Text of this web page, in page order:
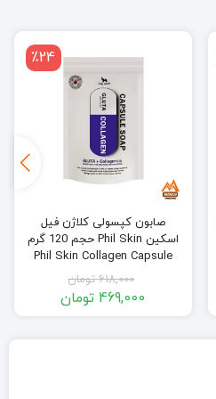
٪24
صابون کپسولی کلاژن فیل
اسکین Phil Skin حجم 120 گرم
Phil Skin Collagen Capsule
Soap 120gr
618,000 تومان
469,000 تومان